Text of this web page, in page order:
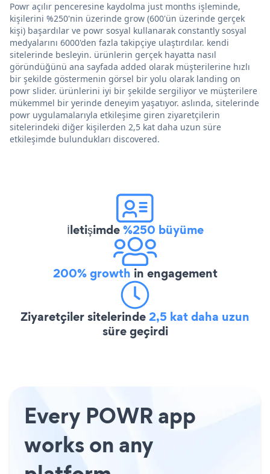
Powr açılır penceresine kaydolma just months işleminde,
kişilerini %250'nin üzerinde grow (600'ün üzerinde gerçek
kişi) başardılar ve powr sosyal kullanarak constantly sosyal
medyalarını 6000'den fazla takipçiye ulaştırdılar. kendi
sitelerinde besleyin. ürünlerin gerçek hayatta nasıl
göründüğünü ana sayfada added olarak müşterilerine hızlı
bir şekilde göstermenin görsel bir yolu olarak landing on
powr slider. ürünlerini iyi bir şekilde sergiliyor ve müşterilere
mükemmel bir yerinde deneyim yaşatıyor. aslında, sitelerinde
powr uygulamalarıyla etkileşime giren ziyaretçilerin
sitelerindeki diğer kişilerden 2,5 kat daha uzun süre
etkileşimde bulundukları discovered.
İletişimde%250 büyüme
200% growth in engagement
Ziyaretçiler sitelerinde2,5 kat daha uzun
süre geçirdi
Every POWR app
works on any